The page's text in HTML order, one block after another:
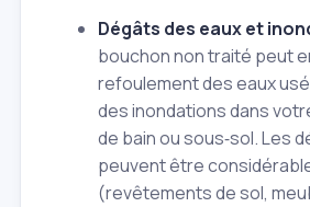
Dégâts des eaux et
bouchon non traité peut
refoulement des eaux
des inondations dans
de bain ou sous‑sol. Les
peuvent être
(revêtements de sol,